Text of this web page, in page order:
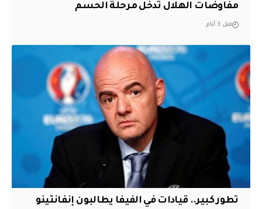
مفاوضات الهلال تدخل مرحلة الحسم
قبل 3 أيام
تطور كبير.. قيادات في الفيفا يطالبون إنفانتينو